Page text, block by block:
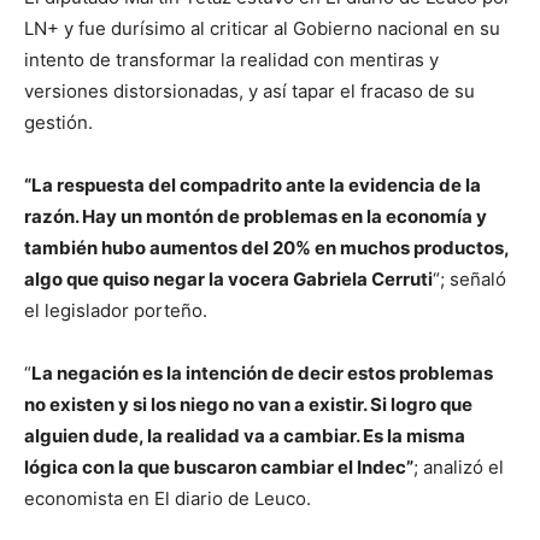
LN+ y fue durísimo al criticar al Gobierno nacional en su
intento de transformar la realidad con mentiras y
versiones distorsionadas, y así tapar el fracaso de su
gestión.
“La respuesta del compadrito ante la evidencia de la
razón. Hay un montón de problemas en la economía y
también hubo aumentos del 20% en muchos productos,
algo que quiso negar la vocera Gabriela Cerruti“; señaló
el legislador porteño.
“La negación es la intención de decir estos problemas
no existen y si los niego no van a existir. Si logro que
alguien dude, la realidad va a cambiar. Es la misma
lógica con la que buscaron cambiar el Indec”; analizó el
economista en El diario de Leuco.